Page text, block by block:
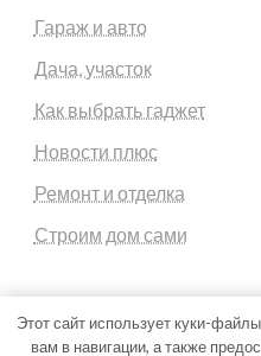
Гараж и авто
Дача, участок
Как выбрать гаджет
Новости плюс
Ремонт и отделка
Строим дом сами
Этот сайт использует куки-
вам в навигации, а также